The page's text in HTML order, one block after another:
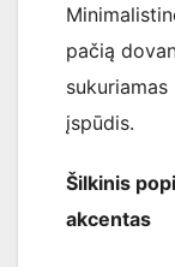
pačią
įspūdis.
Šilkinis
akcentas